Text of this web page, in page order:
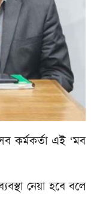
কর্মকর্তা এই ‘মব
নেয়া হবে বলে